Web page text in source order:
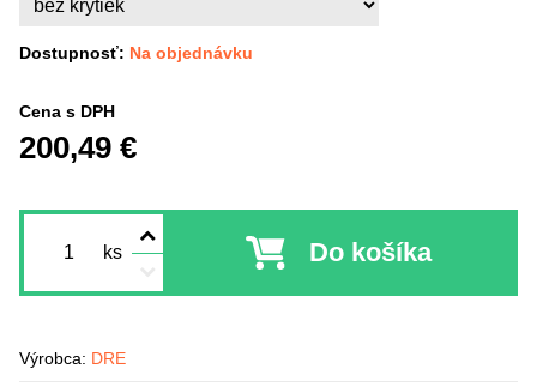
Dostupnosť: Na objednávku
Cena s DPH
200,49 €
ks Do košíka
Výrobca: DRE